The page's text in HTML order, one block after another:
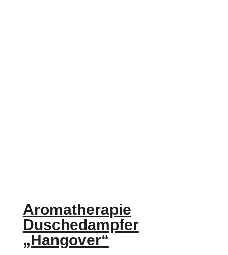
Aromatherapie
Duschedampfer
„Hangover“